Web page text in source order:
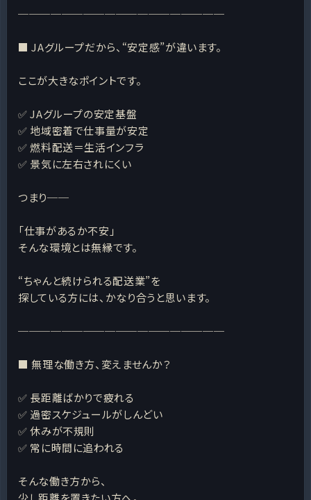
───────────────────
■ JAグループだから、“安定感”が違います。
ここが大きなポイントです。
✅ JAグループの安定基盤
✅ 地域密着で仕事量が安定
✅ 燃料配送＝生活インフラ
✅ 景気に左右されにくい
つまり──
「仕事があるか不安」
そんな環境とは無縁です。
“ちゃんと続けられる配送業”を
探している方には、かなり合うと思います。
───────────────────
■ 無理な働き方、変えませんか？
✅ 長距離ばかりで疲れる
✅ 過密スケジュールがしんどい
✅ 休みが不規則
✅ 常に時間に追われる
そんな働き方から、